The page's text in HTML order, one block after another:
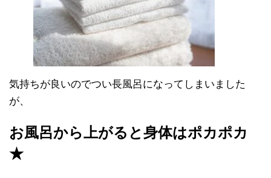
気持ちが良いのでつい長風呂になってしまいました
が、
お風呂から上がると身体はポカポカ
★